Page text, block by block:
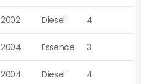
2002 Diesel 4
2004 Essence 3
2004 Diesel 4